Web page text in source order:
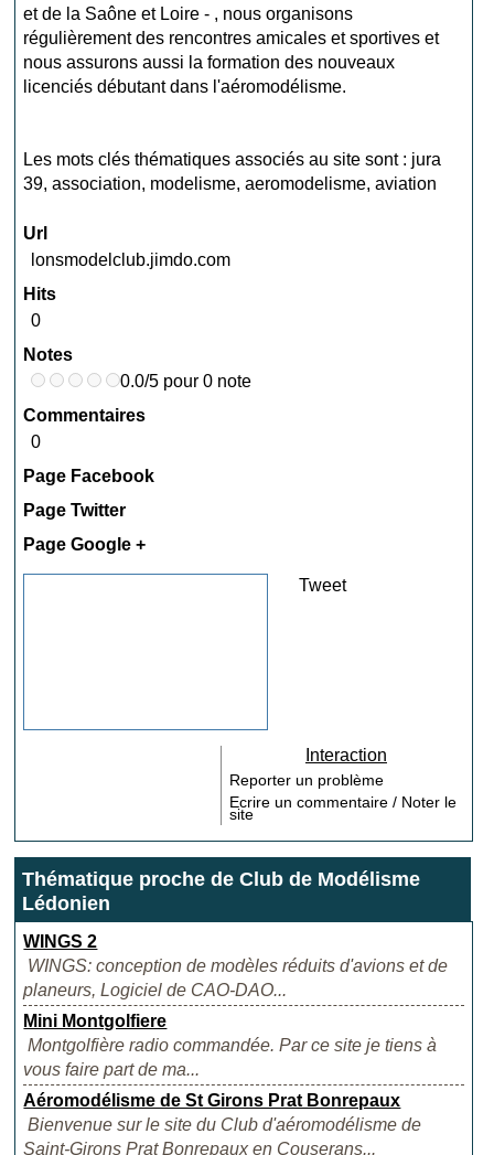
et de la Saône et Loire - , nous organisons
régulièrement des rencontres amicales et sportives et
nous assurons aussi la formation des nouveaux
licenciés débutant dans l'aéromodélisme.
Les mots clés thématiques associés au site sont : jura
39,association, modelisme,aeromodelisme,aviation
Url
lonsmodelclub.jimdo.com
Hits
0
Notes
0.0/5 pour 0 note
Commentaires
0
Page Facebook
Page Twitter
Page Google +
Tweet
Interaction
Reporter un problème
Ecrire un commentaire / Noter le
site
Thématique proche de Club de Modélisme
Lédonien
WINGS 2
WINGS: conception de modèles réduits d'avions et de
planeurs, Logiciel de CAO-DAO...
Mini Montgolfiere
Montgolfière radio commandée. Par ce site je tiens à
vous faire part de ma...
Aéromodélisme de St Girons Prat Bonrepaux
Bienvenue sur le site du Club d'aéromodélisme de
Saint-Girons Prat Bonrepaux en Couserans...